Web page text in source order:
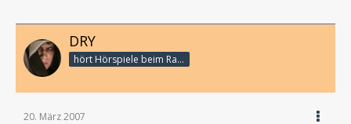
DRY
hört Hörspiele beim Rasenmähen
20. März 2007